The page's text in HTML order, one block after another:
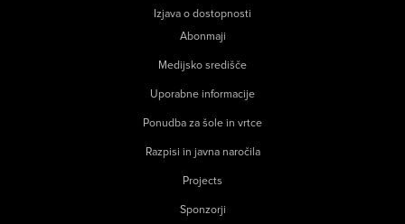
Izjava o dostopnosti
Abonmaji
Medijsko središče
Uporabne informacije
Ponudba za šole in vrtce
Razpisi in javna naročila
Projects
Sponzorji